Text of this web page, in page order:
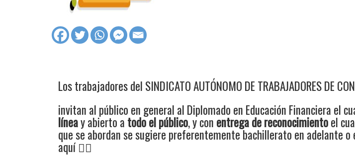
Los trabajadores del SINDICATO AUTÓNOMO DE TRABAJADORES DE
invitan al público en general al Diplomado en Educación Financiera el
líneay abierto a todo el público, y con entrega de reconocimientoel
que se abordan se sugiere preferentemente bachillerato en adelante
aquí 👇🏻